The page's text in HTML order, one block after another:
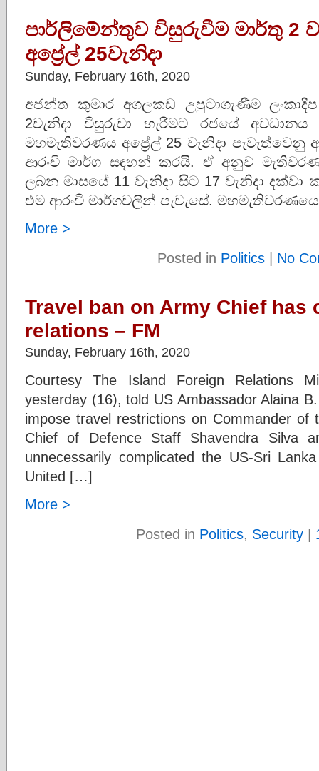
පාර්ලිමේන්තුව විසුරුවීම මාර්තු 2
අප්‍රේල් 25වැනිදා
Sunday, February 16th, 2020
අජන්ත කුමාර අගලකඩ උපුටාගැණීම
2වැනිදා විසුරුවා හැරීමට රජයේ
මහමැතිවරණය අප්‍රේල් 25 වැනිදා
ආරංචි මාර්ග සඳහන් කරයි. ඒ අනුව
ලබන මාසයේ 11 වැනිදා සිට 17 වැනිදා
එම ආරංචි මාර්ගවලින් පැවැසේ.
More >
Posted in Politics | No
Travel ban on Army Chief has
relations – FM
Sunday, February 16th, 2020
Courtesy The Island Foreign Relations
yesterday (16), told US Ambassador Alaina
impose travel restrictions on Commander of
Chief of Defence Staff Shavendra Silva
unnecessarily complicated the US-Sri
United […]
More >
Posted in Politics, Security |